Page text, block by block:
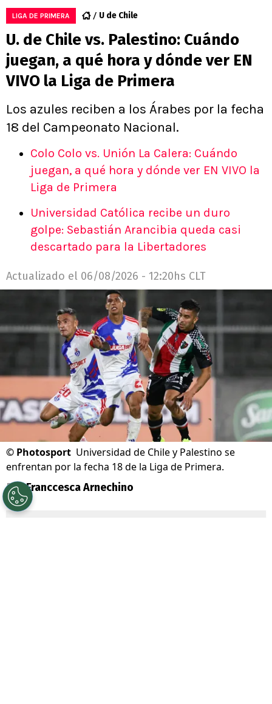
LIGA DE PRIMERA U de Chile
U. de Chile vs. Palestino: Cuándo
juegan, a qué hora y dónde ver EN
VIVO la Liga de Primera
Los azules reciben a los Árabes por la fecha
18 del Campeonato Nacional.
Colo Colo vs. Unión La Calera: Cuándo
juegan, a qué hora y dónde ver EN VIVO la
Liga de Primera
Universidad Católica recibe un duro
golpe: Sebastián Arancibia queda casi
descartado para la Libertadores
Actualizado el 06/08/2026 - 12:20hs CLT
© Photosport Universidad de Chile y Palestino se
enfrentan por la fecha 18 de la Liga de Primera.
Por Franccesca Arnechino